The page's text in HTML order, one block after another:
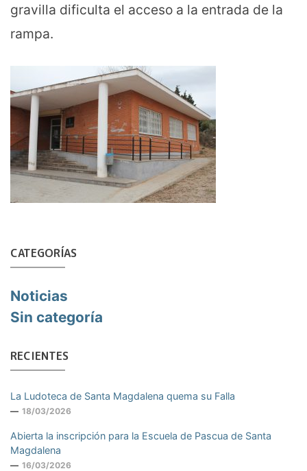
gravilla dificulta el acceso a la entrada de la
rampa.
CATEGORÍAS
Noticias
Sin categoría
RECIENTES
La Ludoteca de Santa Magdalena quema su Falla
18/03/2026
Abierta la inscripción para la Escuela de Pascua de Santa
Magdalena
16/03/2026